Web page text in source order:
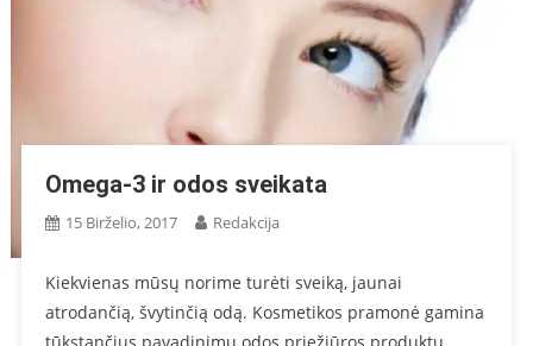
Omega-3 ir odos sveikata
15 Birželio, 2017 Redakcija
Kiekvienas mūsų norime turėti sveiką, jaunai
atrodančią, švytinčią odą. Kosmetikos pramonė gamina